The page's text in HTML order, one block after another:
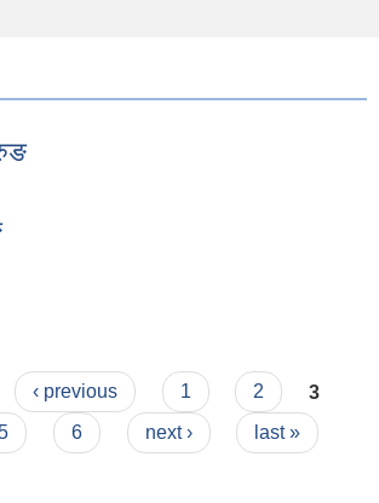
‹ previous 1 2
3
6 next › last »